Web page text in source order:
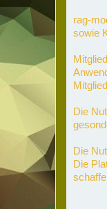
rag-
sowie
Die
Die
Die